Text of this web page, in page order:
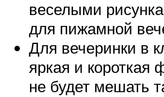
веселыми
для пижамной
Для вечеринки в
яркая и короткая
не будет мешать